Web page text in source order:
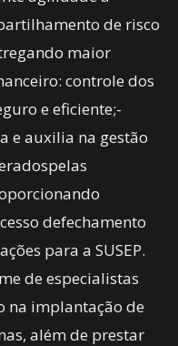
de risco
maior
controle dos
e eficiente;-
e auxilia na gestão
defechamento
para a SUSEP.
de especialistas
na implantação de
além de prestar